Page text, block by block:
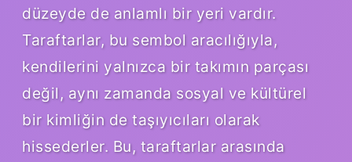
düzeyde de anlamlı bir yeri vardır.
Taraftarlar, bu sembol aracılığıyla,
kendilerini yalnızca bir takımın parçası
değil, aynı zamanda sosyal ve kültürel
bir kimliğin de taşıyıcıları olarak
hissederler. Bu, taraftarlar arasında